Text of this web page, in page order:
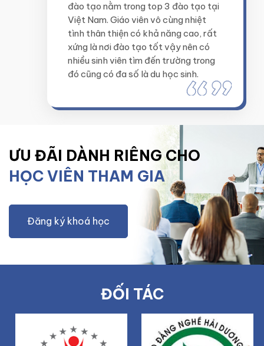
đào tạo nằm trong top 3 đào tạo tại
Việt Nam. Giáo viên vô cùng nhiệt
tình thân thiện có khả năng cao, rất
xứng là nơi đào tạo tốt vậy nên có
nhiều sinh viên tìm đến trường trong
đó cũng có đa số là du học sinh.
ƯU ĐÃI DÀNH RIÊNG CHO
HỌC VIÊN THAM GIA
Đăng ký khoá học
ĐỐI TÁC